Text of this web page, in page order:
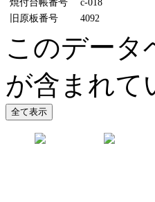
焼付台帳番号
c-018
旧原板番号
4092
このデータ
が含まれて